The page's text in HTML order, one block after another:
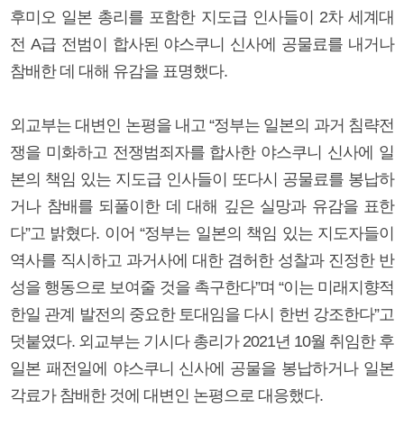
후미오 일본 총리를 포함한 지도급 인사들이 2차 세계대
전 A급 전범이 합사된 야스쿠니 신사에 공물료를 내거나
참배한 데 대해 유감을 표명했다.
외교부는 대변인 논평을 내고 “정부는 일본의 과거 침략전
쟁을 미화하고 전쟁범죄자를 합사한 야스쿠니 신사에 일
본의 책임 있는 지도급 인사들이 또다시 공물료를 봉납하
거나 참배를 되풀이한 데 대해 깊은 실망과 유감을 표한
다”고 밝혔다. 이어 “정부는 일본의 책임 있는 지도자들이
역사를 직시하고 과거사에 대한 겸허한 성찰과 진정한 반
성을 행동으로 보여줄 것을 촉구한다”며 “이는 미래지향적
한일 관계 발전의 중요한 토대임을 다시 한번 강조한다”고
덧붙였다. 외교부는 기시다 총리가 2021년 10월 취임한 후
일본 패전일에 야스쿠니 신사에 공물을 봉납하거나 일본
각료가 참배한 것에 대변인 논평으로 대응했다.